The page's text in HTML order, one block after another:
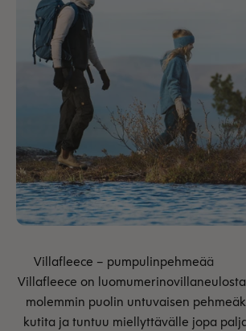
Villafleece on
molemmin puolin untuvaisen
kutita ja tuntuu miellyttävälle jopa